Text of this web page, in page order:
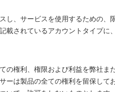
し、サービスを使用するための
されているアカウントタイプに
の権利、権限および利益を弊社
は製品の全ての権利を留保して